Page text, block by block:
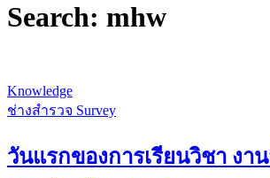
Search: mhw
Knowledge
ช่างสำรวจ Survey
วันแรกของการเรียนวิชา งา